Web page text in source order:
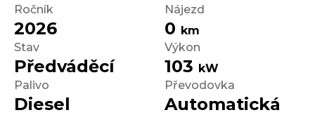
Ročník
2026
Nájezd
0 km
Stav
Předváděcí
Výkon
103 kW
Palivo
Diesel
Převodovka
Automatická